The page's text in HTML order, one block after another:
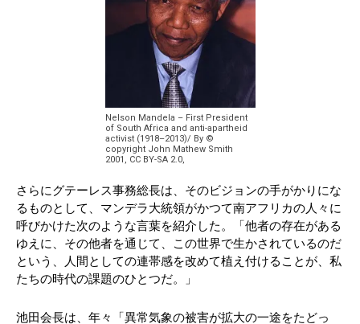
Nelson Mandela – First President
of South Africa and anti-apartheid
activist (1918–2013)/ By ©
copyright John Mathew Smith
2001, CC BY-SA 2.0,
さらにグテーレス事務総長は、そのビジョンの手がかりにな
るものとして、マンデラ大統領がかつて南アフリカの人々に
呼びかけた次のような言葉を紹介した。「他者の存在がある
ゆえに、その他者を通じて、この世界で生かされているのだ
という、人間としての連帯感を改めて植え付けることが、私
たちの時代の課題のひとつだ。」
池田会長は、年々「異常気象の被害が拡大の一途をたどっ